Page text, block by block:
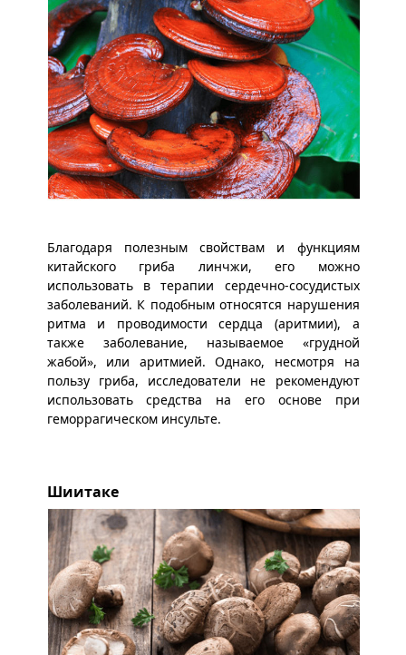
Благодаря полезным свойствам и функциям
китайского гриба линчжи, его можно
использовать в терапии сердечно-сосудистых
заболеваний. К подобным относятся нарушения
ритма и проводимости сердца (аритмии), а
также заболевание, называемое «грудной
жабой», или аритмией. Однако, несмотря на
пользу гриба, исследователи не рекомендуют
использовать средства на его основе при
геморрагическом инсульте.
Шиитаке